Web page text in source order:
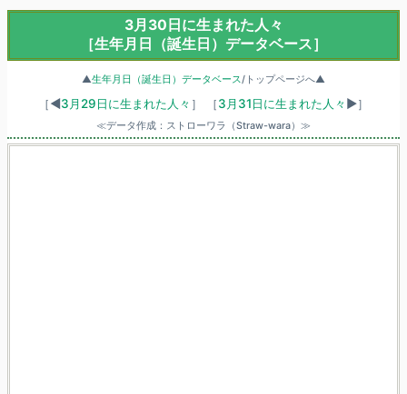
3月30日に生まれた人々
［生年月日（誕生日）データベース］
▲生年月日（誕生日）データベース/トップページへ▲
［◀3月29日に生まれた人々 ］ ［3月31日に生まれた人々 ▶］
≪データ作成：ストローワラ（Straw-wara）≫